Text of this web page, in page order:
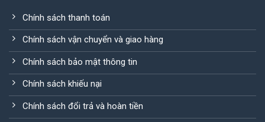
Chính sách thanh toán
Chính sách vận chuyển và giao hàng
Chính sách bảo mật thông tin
Chính sách khiếu nại
Chính sách đổi trả và hoàn tiền